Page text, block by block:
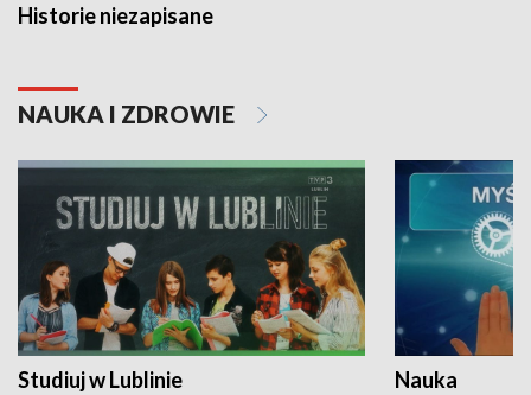
Historie niezapisane
NAUKA I ZDROWIE
Studiuj w Lublinie Nauka